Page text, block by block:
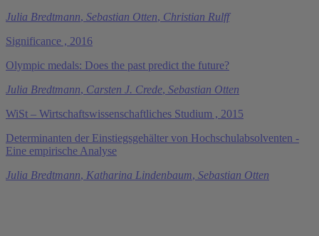
Julia Bredtmann, Sebastian Otten, Christian Rulff
Significance , 2016
Olympic medals: Does the past predict the future?
Julia Bredtmann, Carsten J. Crede, Sebastian Otten
WiSt – Wirtschaftswissenschaftliches Studium , 2015
Determinanten der Einstiegsgehälter von Hochschulabsolventen -
Eine empirische Analyse
Julia Bredtmann, Katharina Lindenbaum, Sebastian Otten